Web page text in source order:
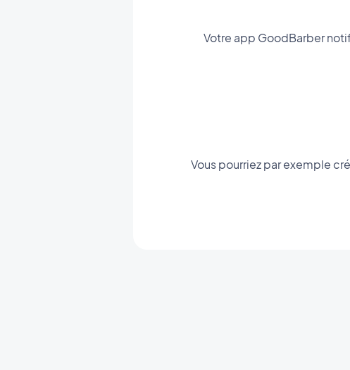
Votre app GoodBarber
Vous pourriez par exemple